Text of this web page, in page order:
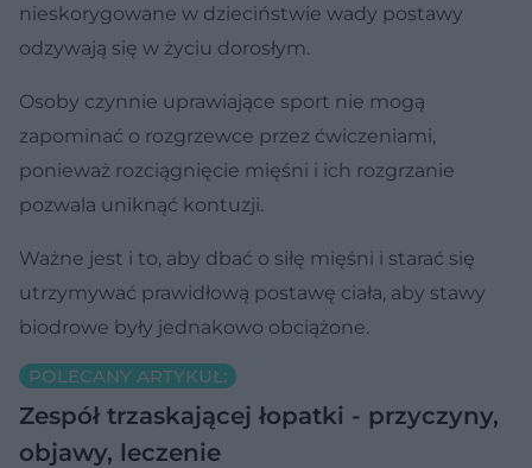
nieskorygowane w dzieciństwie wady postawy
odzywają się w życiu dorosłym.
Osoby czynnie uprawiające sport nie mogą
zapominać o rozgrzewce przez ćwiczeniami,
ponieważ rozciągnięcie mięśni i ich rozgrzanie
pozwala uniknąć kontuzji.
Ważne jest i to, aby dbać o siłę mięśni i starać się
utrzymywać prawidłową postawę ciała, aby stawy
biodrowe były jednakowo obciążone.
POLECANY ARTYKUŁ:
Zespół trzaskającej łopatki - przyczyny,
objawy, leczenie